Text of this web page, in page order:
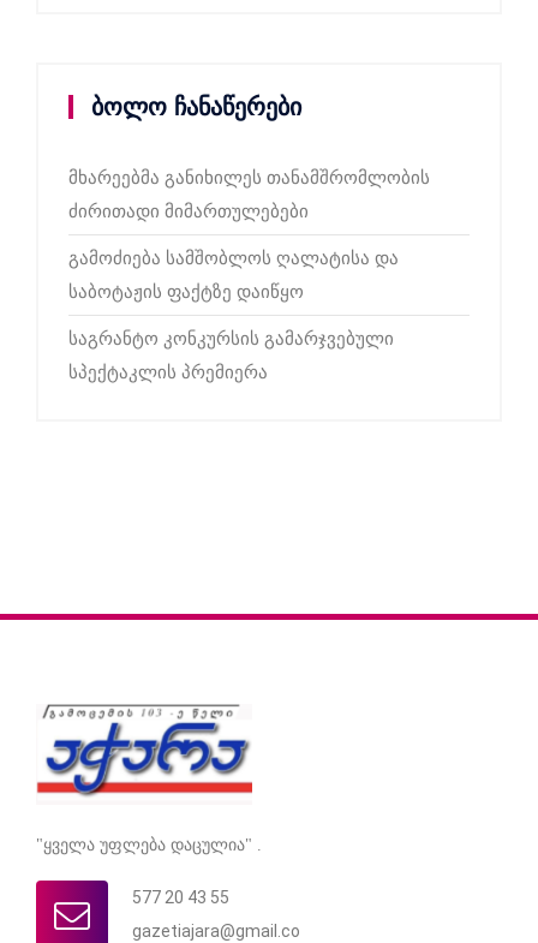
ბოლო ჩანაწერები
მხარეებმა განიხილეს თანამშრომლობის
ძირითადი მიმართულებები
გამოძიება სამშობლოს ღალატისა და
საბოტაჟის ფაქტზე დაიწყო
საგრანტო კონკურსის გამარჯვებული
სპექტაკლის პრემიერა
"ყველა უფლება დაცულია" .
577 20 43 55
gazetiajara@gmail.co